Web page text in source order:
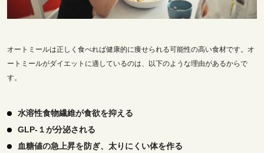
オートミールは正しく食べれば健康的に痩せられる可能性の高い食材です。オ
ートミールがダイエットに適しているのは、以下のような理由があるからで
す。
水溶性食物繊維が食欲を抑える
GLP‐１が分泌される
血糖値の急上昇を防ぎ、太りにくい体を作る